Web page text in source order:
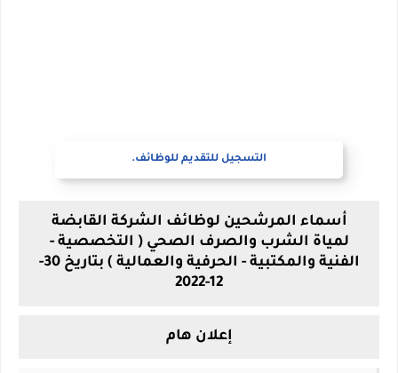
التسجيل للتقديم للوظائف.
أسماء المرشحين لوظائف الشركة القابضة
لمياة الشرب والصرف الصحي ( التخصصية -
الفنية والمكتبية - الحرفية والعمالية ) بتاريخ 30-
12-2022
إعلان هام